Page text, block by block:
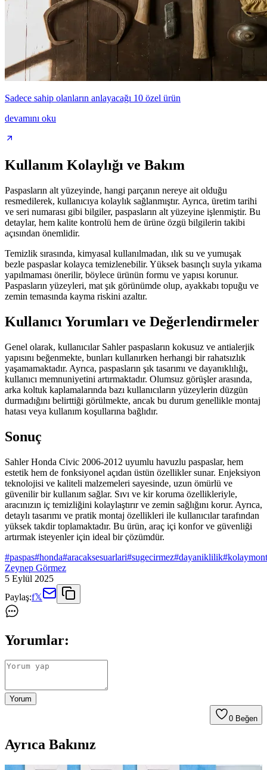
Sadece sahip olanların anlayacağı 10 özel ürün
devamını oku
Kullanım Kolaylığı ve Bakım
Paspasların alt yüzeyinde, hangi parçanın nereye ait olduğu
resmedilerek, kullanıcıya kolaylık sağlanmıştır. Ayrıca, üretim tarihi
ve seri numarası gibi bilgiler, paspasların alt yüzeyine işlenmiştir. Bu
detaylar, hem kalite kontrolü hem de ürüne özgü bilgilerin takibi
açısından önemlidir.
Temizlik sırasında, kimyasal kullanılmadan, ılık su ve yumuşak
bezle paspaslar kolayca temizlenebilir. Yüksek basınçlı suyla yıkama
yapılmaması önerilir, böylece ürünün formu ve yapısı korunur.
Paspasların yüzeyleri, mat şık görünümde olup, ayakkabı topuğu ve
zemin temasında kayma riskini azaltır.
Kullanıcı Yorumları ve Değerlendirmeler
Genel olarak, kullanıcılar Sahler paspasların kokusuz ve antialerjik
yapısını beğenmekte, bunları kullanırken herhangi bir rahatsızlık
yaşamamaktadır. Ayrıca, paspasların şık tasarımı ve dayanıklılığı,
kullanıcı memnuniyetini artırmaktadır. Olumsuz görüşler arasında,
arka koltuk kaplamalarında bazı kullanıcıların yüzeylerin düzgün
durmadığını belirttiği görülmekte, ancak bu durum genellikle montaj
hatası veya kullanım koşullarına bağlıdır.
Sonuç
Sahler Honda Civic 2006-2012 uyumlu havuzlu paspaslar, hem
estetik hem de fonksiyonel açıdan üstün özellikler sunar. Enjeksiyon
teknolojisi ve kaliteli malzemeleri sayesinde, uzun ömürlü ve
güvenilir bir kullanım sağlar. Sıvı ve kir koruma özellikleriyle,
aracınızın iç temizliğini kolaylaştırır ve zemin sağlığını korur. Ayrıca,
detaylı tasarımı ve pratik montaj özellikleri ile kullanıcılar tarafından
yüksek takdir toplamaktadır. Bu ürün, araç içi konfor ve güvenliği
artırmak isteyenler için ideal bir çözümdür.
#paspas#honda#aracaksesuarlari#sugecirmez#dayaniklilik#
Zeynep Görmez
5 Eylül 2025
Paylaş:f𝕏
Yorumlar:
Yorum
0 Beğen
Ayrıca Bakınız